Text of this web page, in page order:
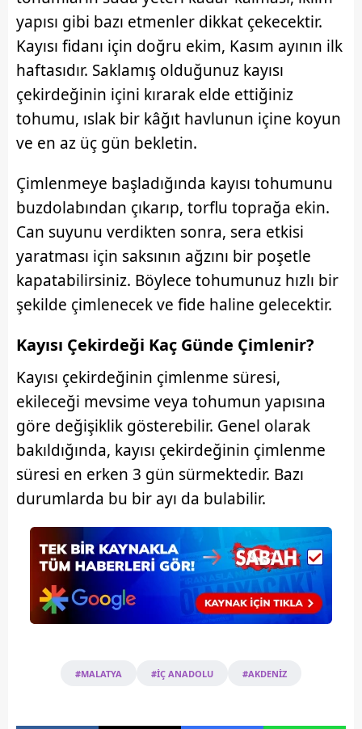
yapısı gibi bazı etmenler dikkat çekecektir.
Kayısı fidanı için doğru ekim, Kasım ayının ilk
haftasıdır. Saklamış olduğunuz kayısı
çekirdeğinin içini kırarak elde ettiğiniz
tohumu, ıslak bir kâğıt havlunun içine koyun
ve en az üç gün bekletin.
Çimlenmeye başladığında kayısı tohumunu
buzdolabından çıkarıp, torflu toprağa ekin.
Can suyunu verdikten sonra, sera etkisi
yaratması için saksının ağzını bir poşetle
kapatabilirsiniz. Böylece tohumunuz hızlı bir
şekilde çimlenecek ve fide haline gelecektir.
Kayısı Çekirdeği Kaç Günde Çimlenir?
Kayısı çekirdeğinin çimlenme süresi,
ekileceği mevsime veya tohumun yapısına
göre değişiklik gösterebilir. Genel olarak
bakıldığında, kayısı çekirdeğinin çimlenme
süresi en erken 3 gün sürmektedir. Bazı
durumlarda bu bir ayı da bulabilir.
#MALATYA #İÇ ANADOLU #AKDENİZ